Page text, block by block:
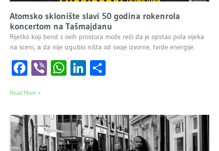
Atomsko sklonište slavi 50 godina rokenrola
koncertom na Tašmajdanu
Rijetko koji bend s ovih prostora može reći da je opstao pola vijeka
na sceni, а da nije izgubio ništa od svoje izvorne, tvrde energije.
Facebook
ViberWhatsApp
LinkedIn
Read More »